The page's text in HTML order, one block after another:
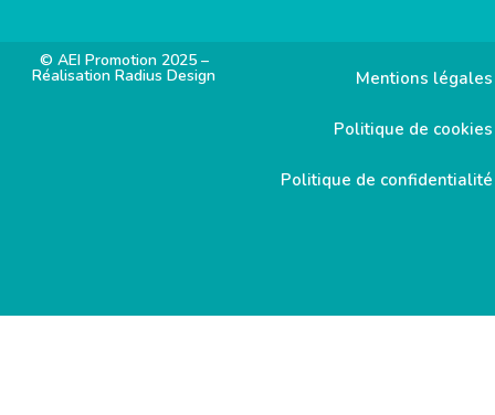
© AEI Promotion 2025 –
Réalisation Radius Design Mentions légales
Politique de cookies
Politique de confidentialité